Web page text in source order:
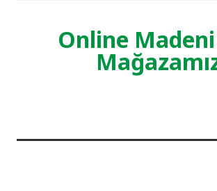
Online Madeni